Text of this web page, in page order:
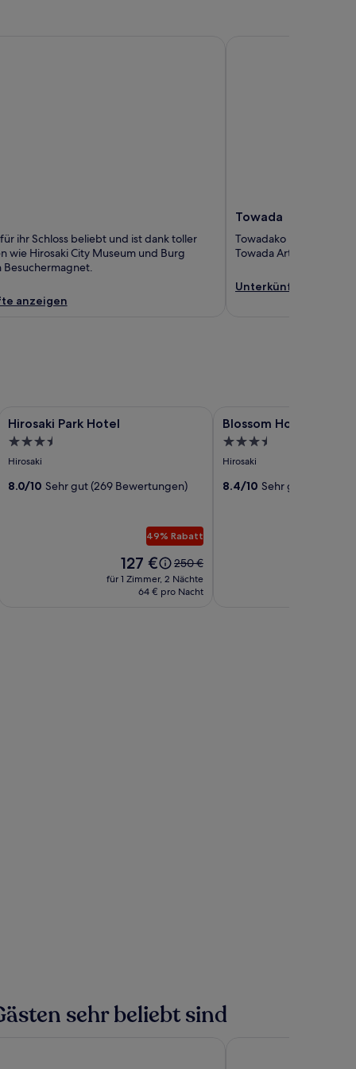
ihr Schloss beliebt und ist dank toller
wie Hirosaki City Museum und Burg
Besuchermagnet.
anzeigen
Towada
Towadako bietet jede
Towada Art Center und
Unterkünfte
Bildergalerie
für
Hirosaki
Park
Hotel
Hirosaki Park Hotel
3.5-
Sterne-
Hirosaki
8.0/10 Sehr gut (269 Bewertungen)
49% Rabatt
Der
Preis
beträgt
127 €
Der
alte
Preis
250 €
für 1 Zimmer, 2 Nächte
64 € pro Nacht
Bildergalerie
für
Blossom
Hotel
Hirosaki
Blossom Hotel
3.5-
Sterne-
Hirosaki
8.4/10 Sehr gut (39
sehr beliebt sind